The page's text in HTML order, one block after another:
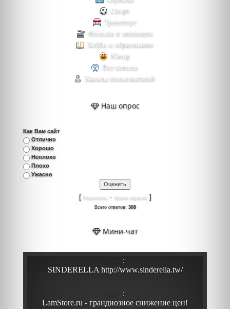
Спорт
Транспорт
Фильмы и анимация
Хобби и образование
Юмор
Все каналы
Каналы пользователей
Наш опрос
Как Вам сайт
Отлично
Хорошо
Неплохо
Плохо
Ужасно
[ Результаты · Архив опросов]
Всего ответов: 308
Мини-чат